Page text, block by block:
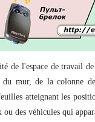
de l'espace de travail
mur, de la colonne
atteignant les
des véhicules qui